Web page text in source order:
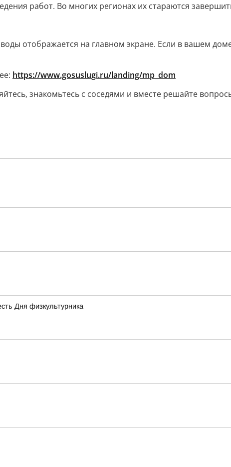
работ. Во многих регионах их стараются
отображается на главном экране. Если в вашем
https://www.gosuslugi.ru/landing/mp_dom
знакомьтесь с соседями и вместе решайте
Дня физкультурника